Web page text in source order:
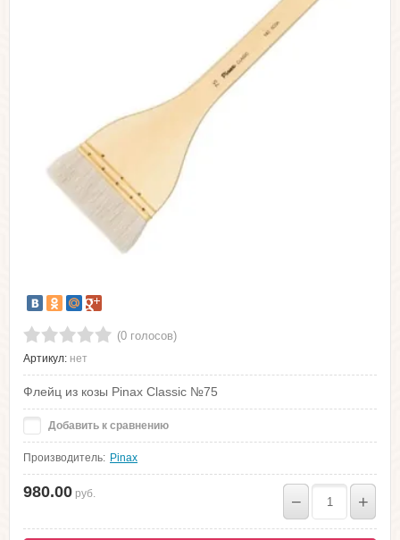
(0 голосов)
Артикул: нет
Флейц из козы Pinax Classic №75
Добавить к сравнению
Производитель: Pinax
980.00 руб. − +